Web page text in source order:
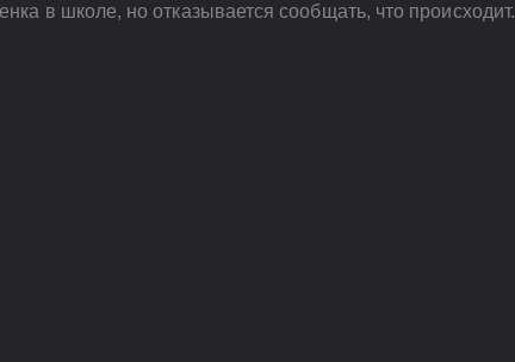
в школе, но отказывается сообщать, что происходит.